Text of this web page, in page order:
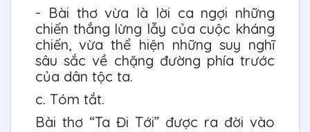
- Bài thơ vừa là lời ca ngợi những
chiến thắng lừng lẫy của cuộc kháng
chiến, vừa thể hiện những suy nghĩ
sâu sắc về chặng đường phía trước
của dân tộc ta.
c. Tóm tắt.
Bài thơ “Ta Đi Tới” được ra đời vào